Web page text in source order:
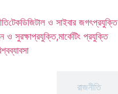
টেকডিজিটাল ও সাইবার জগৎপ্রযুক্তি
ও সুরক্ষাপ্রযুক্তি,মার্কেটিং প্রযুক্তি
ব্যাবসা
রাজনীতি